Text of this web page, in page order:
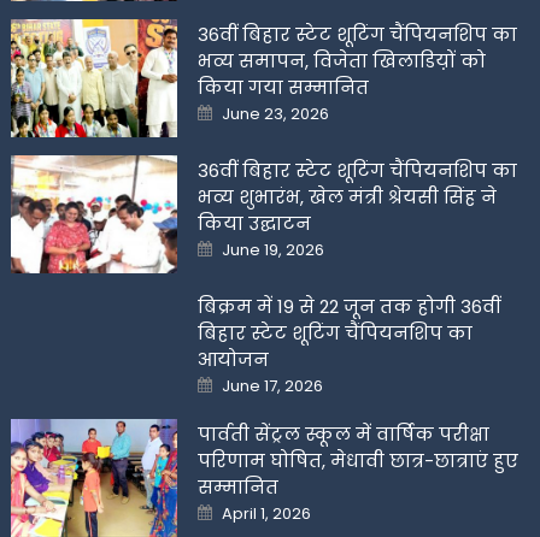
36वीं बिहार स्टेट शूटिंग चैंपियनशिप का
भव्य समापन, विजेता खिलाडिय़ों को
किया गया सम्मानित
Posted
on
June 23, 2026
36वीं बिहार स्टेट शूटिंग चैंपियनशिप का
भव्य शुभारंभ, खेल मंत्री श्रेयसी सिंह ने
किया उद्घाटन
Posted
on
June 19, 2026
बिक्रम में 19 से 22 जून तक होगी 36वीं
बिहार स्टेट शूटिंग चैंपियनशिप का
आयोजन
Posted
on
June 17, 2026
पार्वती सेंट्रल स्कूल में वार्षिक परीक्षा
परिणाम घोषित, मेधावी छात्र-छात्राएं हुए
सम्मानित
Posted
on
April 1, 2026